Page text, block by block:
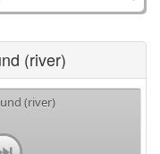
(river)
(river)